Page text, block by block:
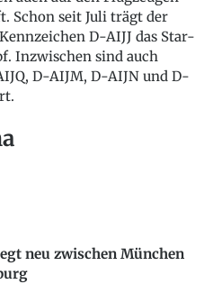
Schon seit Juli trägt der
D-AIJJ das Star-
Inzwischen sind auch
D-AIJM, D-AIJN und D-
neu zwischen München